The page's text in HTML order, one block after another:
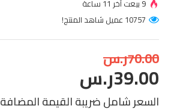
السعر شامل ضريبة القيمة المضافة
39.00ر.س
70.00ر.س
9 بيعت آخر 11 ساعة
10757 عميل شاهد المنتج!